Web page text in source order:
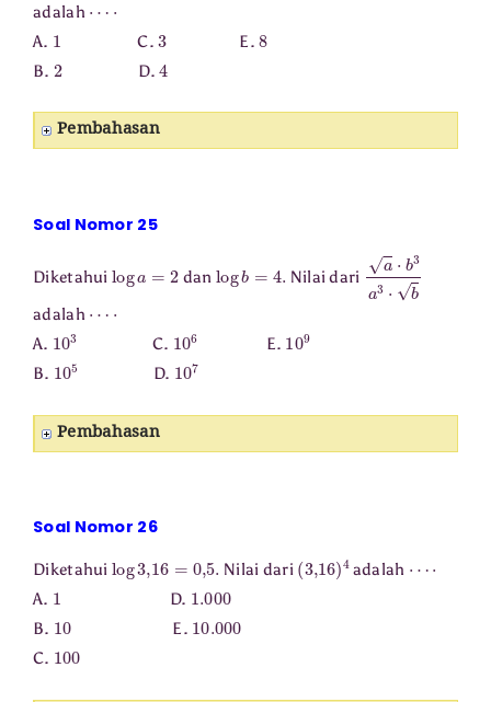
adalah
A. 1 C.3 E.8
B. 2D. 4
Pembahasan
Soal Nomor 25
Diketahui log dan log b Nilai dari a⋅b3a3⋅
adalah
A. 103C. 106E. 109
B. 105 D. 107
Pembahasan
Soal Nomor 26
Diketahui log 3 16 ,5. Nilai dari (3 16)4adalah
A. 1 D. 1.000
B. 10 E. 10.000
C. 100